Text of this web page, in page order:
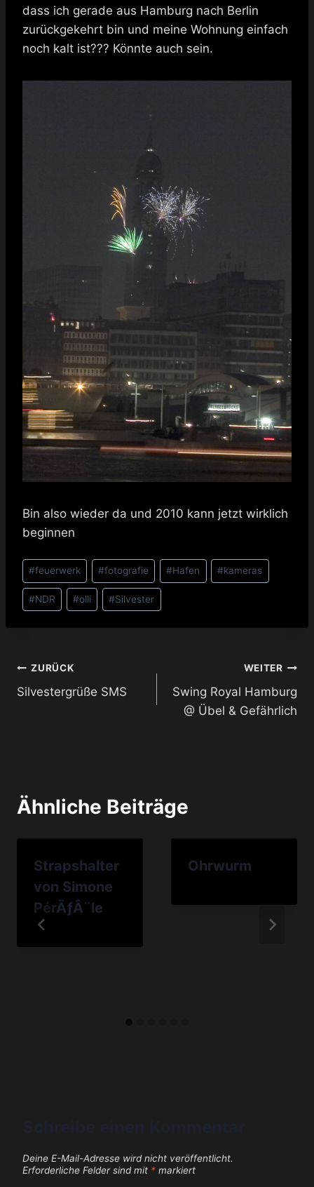
dass ich gerade aus Hamburg nach Berlin
zurückgekehrt bin und meine Wohnung einfach
noch kalt ist??? Könnte auch sein.
Bin also wieder da und 2010 kann jetzt wirklich
beginnen
Schlagworte:
#feuerwerk #fotografie #Hafen #kameras
#NDR #olli #Silvester
Beitragsnavigation
ZURÜCK
Silvestergrüße SMS
WEITER
Swing Royal Hamburg
@ Übel & Gefährlich
Ähnliche Beiträge
Strapshalter
von Simone
PérÃƒÂ¨le
Ohrwurm
Deine E-Mail-Adresse wird nicht veröffentlicht.
Erforderliche Felder sind mit * markiert